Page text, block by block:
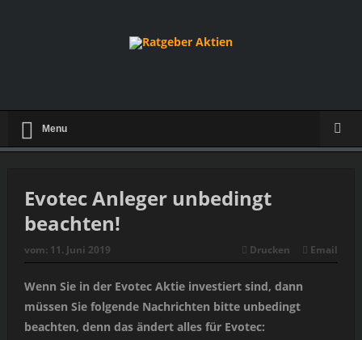
Menu
Evotec Anleger unbedingt
beachten!
vom: 11. Juni 2019 Drucken Email
Wenn Sie in der Evotec Aktie investiert sind, dann
müssen Sie folgende Nachrichten bitte unbedingt
beachten, denn das ändert alles für Evotec: